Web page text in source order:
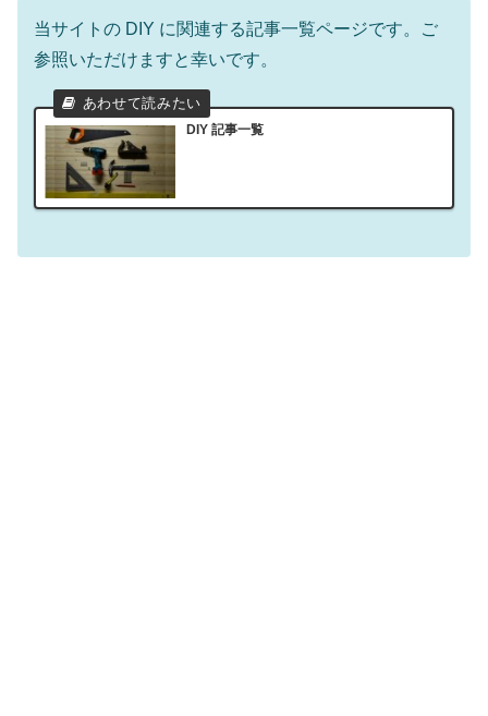
当サイトの DIY に関連する記事一覧ページです。ご
参照いただけますと幸いです。
DIY 記事一覧